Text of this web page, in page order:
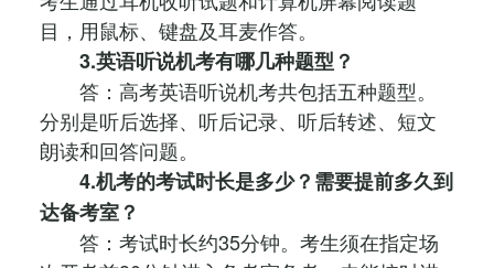
目，用鼠标、键盘及耳麦作答。
3.英语听说机考有哪几种题型？
答：高考英语听说机考共包括五种题型。
分别是听后选择、听后记录、听后转述、短文
朗读和回答问题。
4.机考的考试时长是多少？需要提前多久到
达备考室？
答：考试时长约35分钟。考生须在指定场